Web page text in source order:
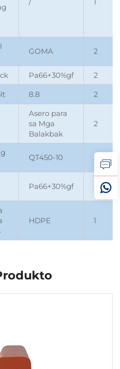
GOMA 2
Pa66+30%gf 2
8.8 2
Asero para
sa Mga
Balakbak
2
QT450-10 2
Pa66+30%gf 2
HDPE 1